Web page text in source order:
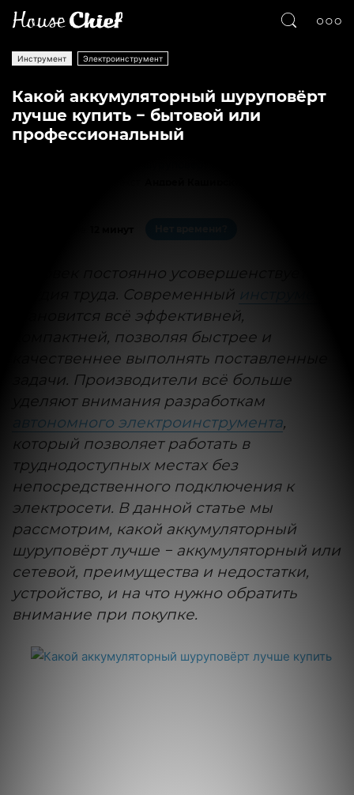
Инструмент Электроинструмент
Какой аккумуляторный шуруповёрт
лучше купить − бытовой или
профессиональный
Человек постоянно усовершенствует
орудия труда. Современный инструмент
становится всё эффективней,
компактней, позволяя быстрее и
качественнее выполнять поставленные
задачи. Производители всё больше
уделяют внимания разработкам
автономного электроинструмента,
который позволяет работать в
труднодоступных местах без
непосредственного подключения к
электросети. В данной статье мы
рассмотрим, какой аккумуляторный
шуруповёрт лучше − аккумуляторный или
сетевой, преимущества и недостатки,
устройство, и на что нужно обратить
внимание при покупке.